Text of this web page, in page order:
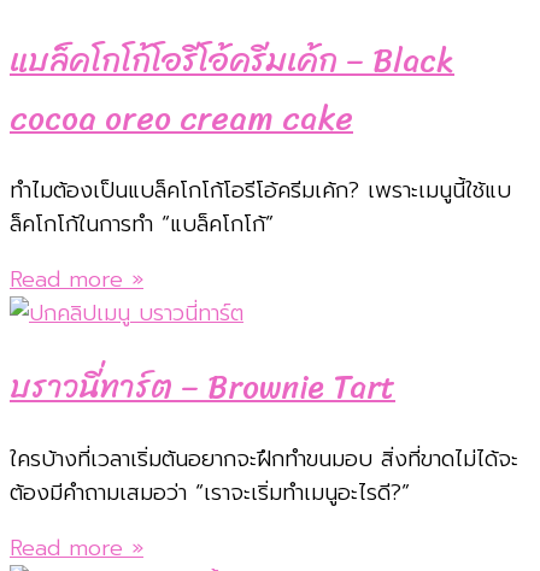
แบล็คโกโก้โอรีโอ้ครีมเค้ก – Black
cocoa oreo cream cake
ทำไมต้องเป็นแบล็คโกโก้โอรีโอ้ครีมเค้ก? เพราะเมนูนี้ใช้แบ
ล็คโกโก้ในการทำ “แบล็คโกโก้”
Read more »
บราวนี่ทาร์ต – Brownie Tart
ใครบ้างที่เวลาเริ่มต้นอยากจะฝึกทำขนมอบ สิ่งที่ขาดไม่ได้จะ
ต้องมีคำถามเสมอว่า “เราจะเริ่มทำเมนูอะไรดี?”
Read more »